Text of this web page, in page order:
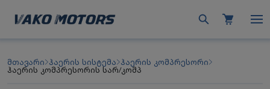
მთავარი ჰაერის სისტემა ჰაერის კომპრესორი
ჰაერის კომპრესორის სარ/კომპ